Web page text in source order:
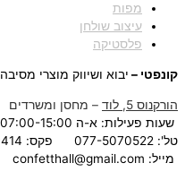
מפות
עיצוב שולחן
פלסטיקה
קונפטי – יבוא ושיווק מוצרי מסיבה
הורקנוס 5, לוד
– מחסן ומשרדים
שעות פעילות: א-ה 07:00-15:00
טל': 077-5070522
מייל: confetthall@gmail.com